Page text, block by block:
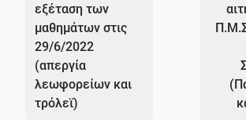
εξέταση των
μαθημάτων στις
29/6/2022
(απεργία
λεωφορείων και
τρόλεϊ)